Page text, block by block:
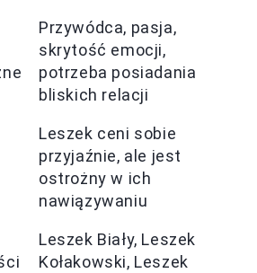
Przywódca, pasja,
skrytość emocji,
potrzeba posiadania
bliskich relacji
Leszek ceni sobie
przyjaźnie, ale jest
ostrożny w ich
nawiązywaniu
Leszek Biały, Leszek
Kołakowski, Leszek